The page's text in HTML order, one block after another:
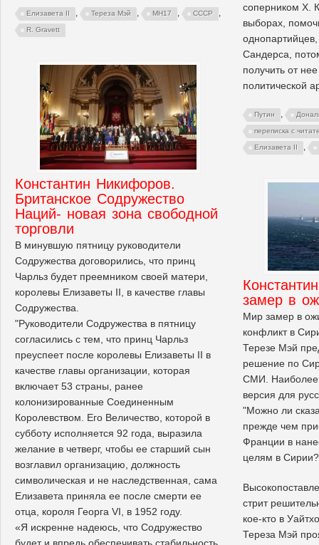
соперником Х.
выборах,
Сандерса,
получить от
политической
Путин ,
переписка с
Елизавета II ,
Елизавета II Тереза Мэй MH17 СССР
R. Gravett
Константин Никифоров.
Британское Содружество
Наций- новая зона свободной
торговли
В минувшую пятницу руководители
Содружества договорились, что принц
Чарльз будет преемником своей матери,
королевы Елизаветы II, в качестве главы
Содружества.
"Руководители Содружества в пятницу
согласились с тем, что принц Чарльз
преуспеет после королевы Елизаветы II в
качестве главы организации, которая
включает 53 страны, ранее
колонизированные Соединенным
Королевством. Его Величество, которой в
субботу исполняется 92 года, выразила
желание в четверг, чтобы ее старший сын
возглавил организацию, должность
символическая и не наследственная, сама
Елизавета приняла ее после смерти ее
отца, короля Георга VI, в 1952 году.
«Я искренне надеюсь, что Содружество
будет и впредь обеспечивать стабильность
замер в
Мир замер в
конфликт в
Терезе Мэй
решение по
СМИ. Наиболее
версия для
"Можно ли
прежде чем
Франции в
целям в Сирии?
стрит
кое-кто в
Тереза Мэй